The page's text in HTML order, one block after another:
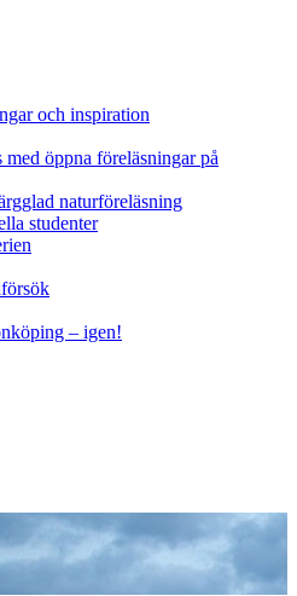
och inspiration
öppna föreläsningar på
naturföreläsning
studenter
– igen!